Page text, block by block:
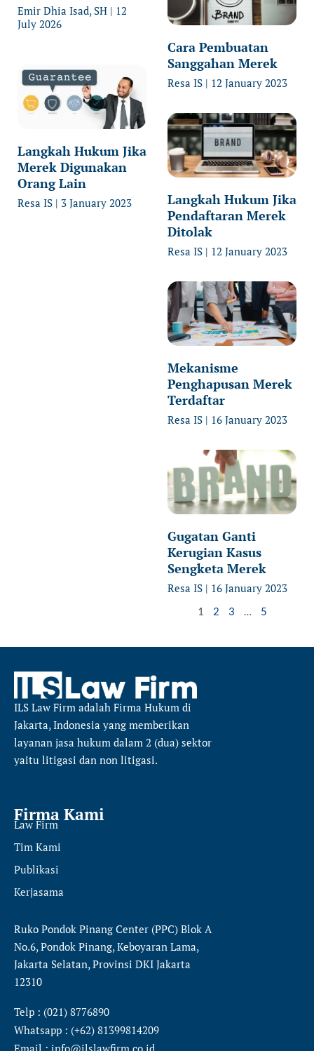
Emir Dhia Isad, SH
12
July 2026
Langkah Hukum Jika
Merek Digunakan
Orang Lain
Resa IS 3 January 2023
Cara Pembuatan
Sanggahan Merek
Resa IS 12 January 2023
Langkah Hukum Jika
Pendaftaran Merek
Ditolak
Resa IS 12 January 2023
Mekanisme
Penghapusan Merek
Terdaftar
Resa IS 16 January 2023
Gugatan Ganti
Kerugian Kasus
Sengketa Merek
Resa IS 16 January 2023
1 2 3 5
ILS Law Firm adalah Firma Hukum di
Jakarta, Indonesia yang memberikan
layanan jasa hukum dalam 2 (dua) sektor
yaitu litigasi dan non litigasi.
Firma Kami
Law Firm
Tim Kami
Publikasi
Kerjasama
Ruko Pondok Pinang Center (PPC) Blok A
No.6, Pondok Pinang, Keboyaran Lama,
Jakarta Selatan, Provinsi DKI Jakarta
12310
Telp : (021) 8776890
Whatsapp : (+62) 81399814209
Email : info@ilslawfirm.co.id